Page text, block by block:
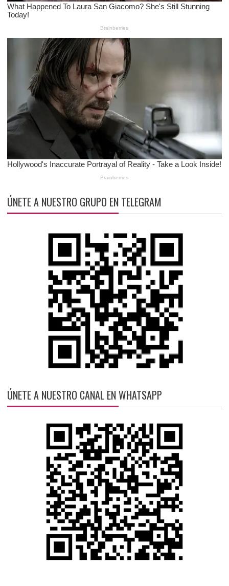
ÚNETE A NUESTRO GRUPO EN TELEGRAM
ÚNETE A NUESTRO CANAL EN WHATSAPP